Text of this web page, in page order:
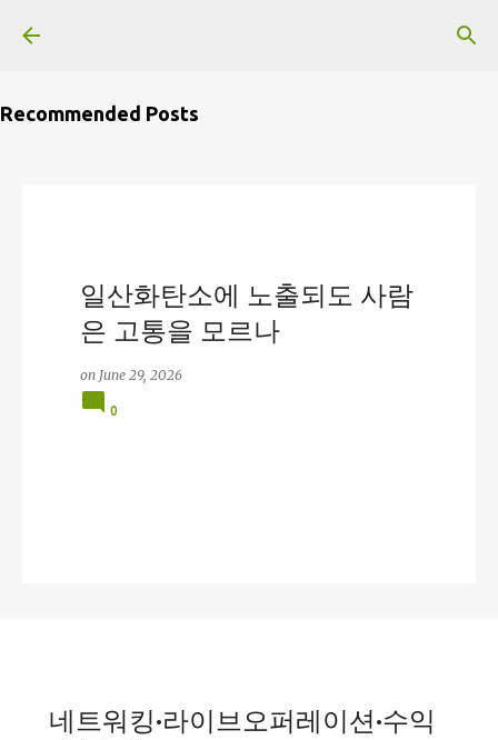
Recommended Posts
일산화탄소에 노출되도 사람
은 고통을 모르나
on June 29, 2026
0
네트워킹·라이브오퍼레이션·수익